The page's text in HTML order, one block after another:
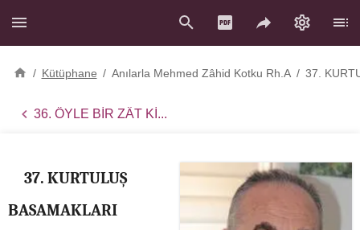
/ Kütüphane / Anılarla Mehmed Zâhid Kotku Rh.A / 37.
36. ÖYLE BİR ZÂT Kİ...
37. KURTULUŞ
BASAMAKLARI